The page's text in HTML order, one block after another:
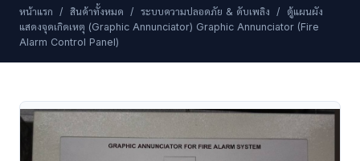
หน้าแรก / สินค้าทั้งหมด / ระบบความปลอดภัย & ดับเพลิง / ตู้แผนผัง
แสดงจุดเกิดเหตุ (Graphic Annunciator) Graphic Annunciator (Fire
Alarm Control Panel)